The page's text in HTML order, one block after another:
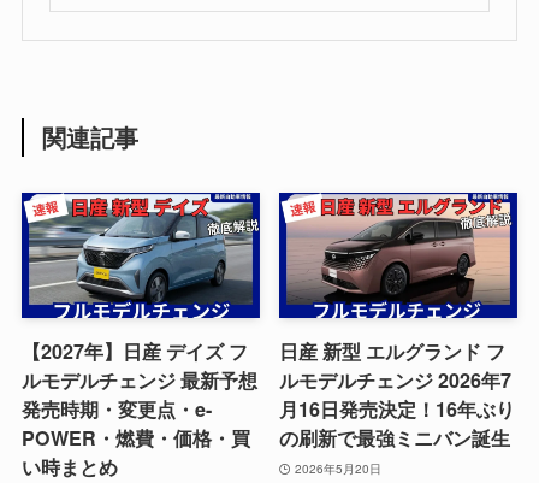
関連記事
【2027年】日産 デイズ フ
ルモデルチェンジ 最新予想
発売時期・変更点・e-
POWER・燃費・価格・買
い時まとめ
日産 新型 エルグランド フ
ルモデルチェンジ 2026年7
月16日発売決定！16年ぶり
の刷新で最強ミニバン誕生
2026年5月20日